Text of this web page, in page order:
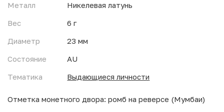
Металл
Никелевая латунь
Вес
6 г
Диаметр
23 мм
Состояние
AU
Тематика
Выдающиеся личности
Отметка монетного двора: ромб на реверсе (Мумбаи)